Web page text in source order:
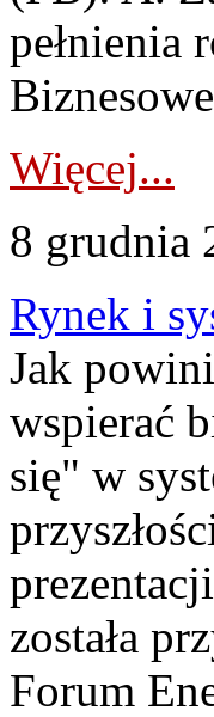
pełnienia
Więcej...
8 grudnia
Rynek i
Jak
wspierać
się" w
została
Forum